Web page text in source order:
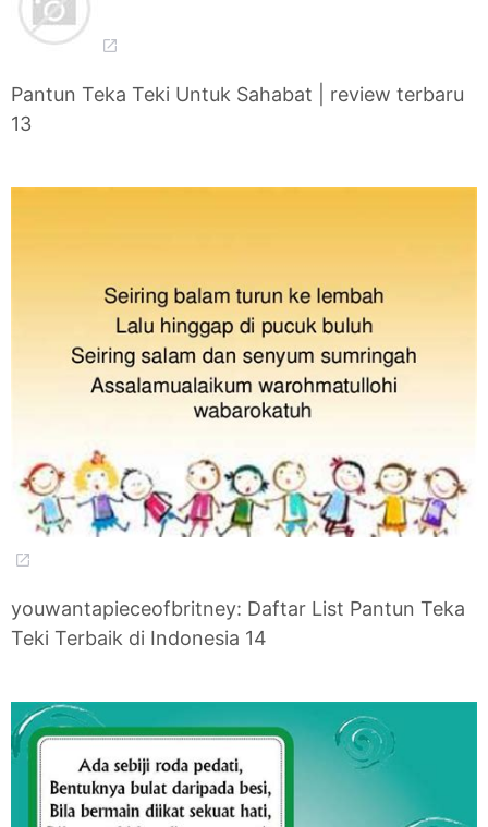
Pantun Teka Teki Untuk Sahabat | review terbaru
13
youwantapieceofbritney: Daftar List Pantun Teka
Teki Terbaik di Indonesia 14